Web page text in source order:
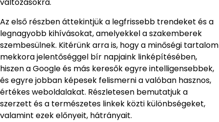
változásokra.
Az első részben áttekintjük a legfrissebb trendeket és a
legnagyobb kihívásokat, amelyekkel a szakemberek
szembesülnek. Kitérünk arra is, hogy a minőségi tartalom
mekkora jelentőséggel bír napjaink linképítésében,
hiszen a Google és más keresők egyre intelligensebbek,
és egyre jobban képesek felismerni a valóban hasznos,
értékes weboldalakat. Részletesen bemutatjuk a
szerzett és a természetes linkek közti különbségeket,
valamint ezek előnyeit, hátrányait.